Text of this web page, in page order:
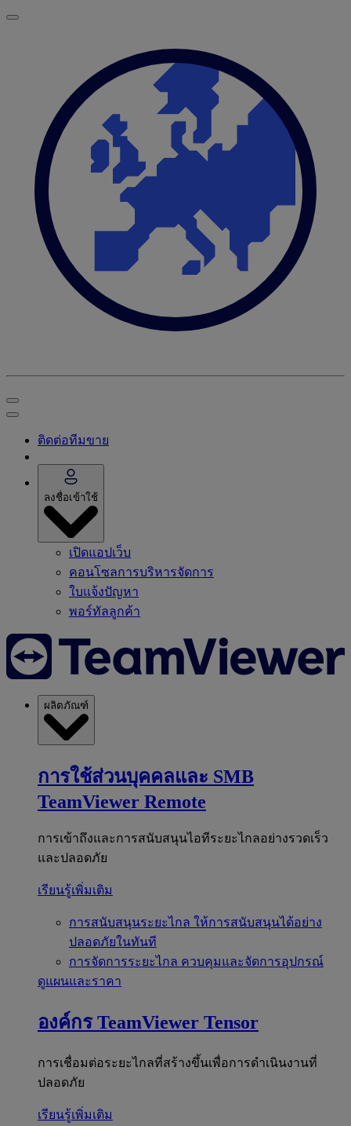
ติดต่อทีมขาย
ลงชื่อเข้าใช้
เปิดแอปเว็บ
คอนโซลการบริหารจัดการ
ใบแจ้งปัญหา
พอร์ทัลลูกค้า
ผลิตภัณฑ์
การใช้ส่วนบุคคลและ SMB
TeamViewer Remote
การเข้าถึงและการสนับสนุนไอทีระยะไกลอย่างรวดเร็ว
และปลอดภัย
เรียนรู้เพิ่มเติม
การสนับสนุนระยะไกล ให้การสนับสนุนได้อย่าง
ปลอดภัยในทันที
การจัดการระยะไกล ควบคุมและจัดการอุปกรณ์
ดูแผนและราคา
องค์กร TeamViewer Tensor
การเชื่อมต่อระยะไกลที่สร้างขึ้นเพื่อการดำเนินงานที่
ปลอดภัย
เรียนรู้เพิ่มเติม